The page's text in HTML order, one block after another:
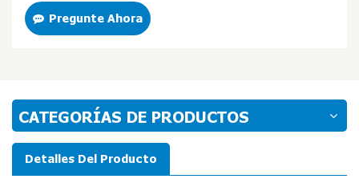
Pregunte Ahora
CATEGORÍAS DE PRODUCTOS
Detalles Del Producto